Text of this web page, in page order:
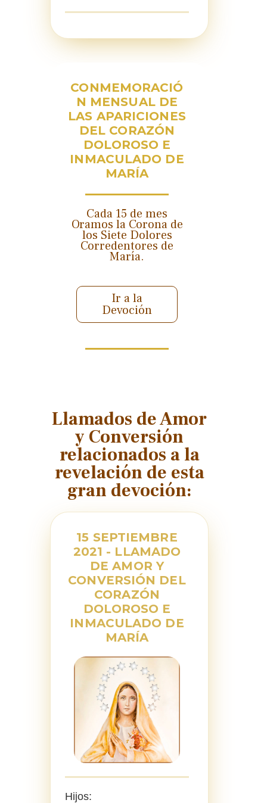
CONMEMORACIÓ
N MENSUAL DE
LAS APARICIONES
DEL CORAZÓN
DOLOROSO E
INMACULADO DE
MARÍA
Cada 15 de mes
Oramos la Corona de
los Siete Dolores
Corredentores de
María.
Ir a la
Devoción
Llamados de Amor
y Conversión
relacionados a la
revelación de esta
gran devoción:
15 SEPTIEMBRE
2021 - LLAMADO
DE AMOR Y
CONVERSIÓN DEL
CORAZÓN
DOLOROSO E
INMACULADO DE
MARÍA
Hijos: